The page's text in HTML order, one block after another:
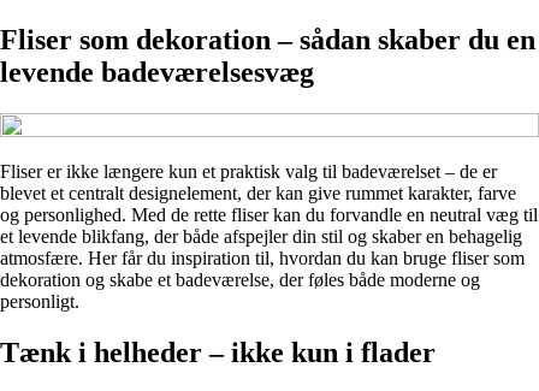
Fliser som dekoration – sådan skaber du en
levende badeværelsesvæg
Fliser er ikke længere kun et praktisk valg til badeværelset – de er
blevet et centralt designelement, der kan give rummet karakter, farve
og personlighed. Med de rette fliser kan du forvandle en neutral væg til
et levende blikfang, der både afspejler din stil og skaber en behagelig
atmosfære. Her får du inspiration til, hvordan du kan bruge fliser som
dekoration og skabe et badeværelse, der føles både moderne og
personligt.
Tænk i helheder – ikke kun i flader